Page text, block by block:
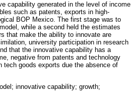
capability generated in the level of income
such as patents, exports in high-
BOP Mexico. The first stage was to
while a second held the estimates
that make the ability to innovate are
university participation in research
that the innovative capability has a
negative from patents and technology
tech goods exports due the absence of
innovative capability; growth;